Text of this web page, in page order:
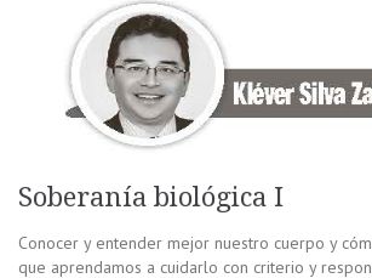
Soberanía biológica I
Conocer y entender mejor nuestro cuerpo y
que aprendamos a cuidarlo con criterio y